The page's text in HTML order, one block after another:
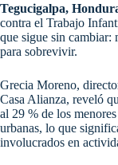
Tegucigalpa,
contra el Trabajo
que sigue sin cambiar:
para sobrevivir.
Grecia Moreno,
Casa Alianza, reveló
al 29 % de los
urbanas, lo que
involucrados en